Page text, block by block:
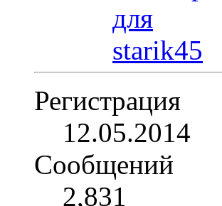
Регистрация
12.05.2014
Сообщений
2,831